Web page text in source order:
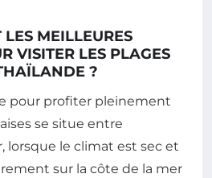
MEILLEURES
VISITER LES PLAGES
?
pour profiter pleinement
se situe entre
lorsque le climat est sec et
sur la côte de la mer